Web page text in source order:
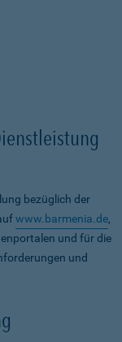
bezüglich der
www.barmenia.de,
und für die
und